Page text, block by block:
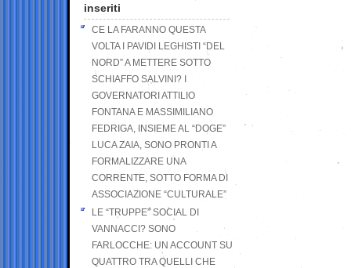
inseriti
CE LA FARANNO QUESTA
VOLTA I PAVIDI LEGHISTI “DEL
NORD” A METTERE SOTTO
SCHIAFFO SALVINI? I
GOVERNATORI ATTILIO
FONTANA E MASSIMILIANO
FEDRIGA, INSIEME AL “DOGE”
LUCA ZAIA, SONO PRONTI A
FORMALIZZARE UNA
CORRENTE, SOTTO FORMA DI
ASSOCIAZIONE “CULTURALE”
LE “TRUPPE” SOCIAL DI
VANNACCI? SONO
FARLOCCHE: UN ACCOUNT SU
QUATTRO TRA QUELLI CHE